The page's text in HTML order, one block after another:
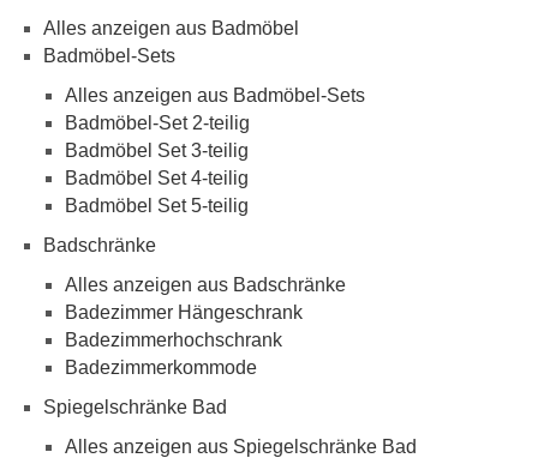
Alles anzeigen aus Badmöbel
Badmöbel-Sets
Alles anzeigen aus Badmöbel-Sets
Badmöbel-Set 2-teilig
Badmöbel Set 3-teilig
Badmöbel Set 4-teilig
Badmöbel Set 5-teilig
Badschränke
Alles anzeigen aus Badschränke
Badezimmer Hängeschrank
Badezimmerhochschrank
Badezimmerkommode
Spiegelschränke Bad
Alles anzeigen aus Spiegelschränke Bad